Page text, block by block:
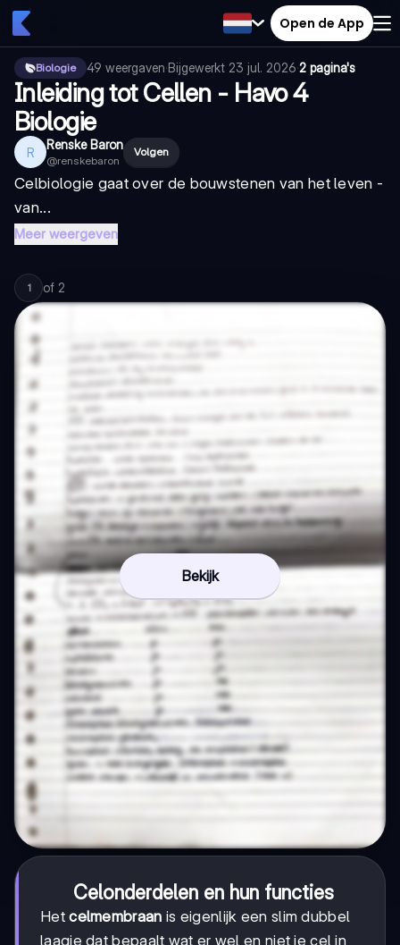
Open de App
Biologie 49 weergaven·Bijgewerkt 23 jul. 2026·2 pagina's
Inleiding tot Cellen - Havo 4
Biologie
R Renske Baron
@renskebaron
Volgen
Celbiologie gaat over de bouwstenen van het leven -
van...
Meer weergeven
1 of 2
Bekijk
Celonderdelen en hun functies
Hetcelmembraan is eigenlijk een slim dubbel
laagje dat bepaalt wat er wel en niet je cel in